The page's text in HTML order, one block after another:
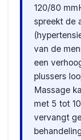
120/80
spreekt de
van de
een
plussers
Massage
met 5 tot
vervangt